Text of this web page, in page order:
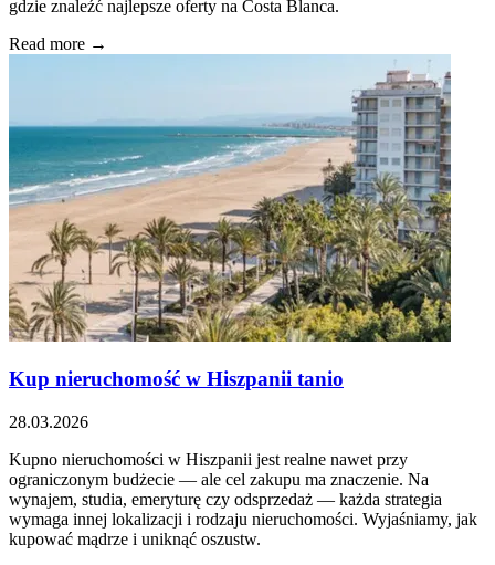
gdzie znaleźć najlepsze oferty na Costa Blanca.
Read more →
Kup nieruchomość w Hiszpanii tanio
28.03.2026
Kupno nieruchomości w Hiszpanii jest realne nawet przy
ograniczonym budżecie — ale cel zakupu ma znaczenie. Na
wynajem, studia, emeryturę czy odsprzedaż — każda strategia
wymaga innej lokalizacji i rodzaju nieruchomości. Wyjaśniamy, jak
kupować mądrze i uniknąć oszustw.